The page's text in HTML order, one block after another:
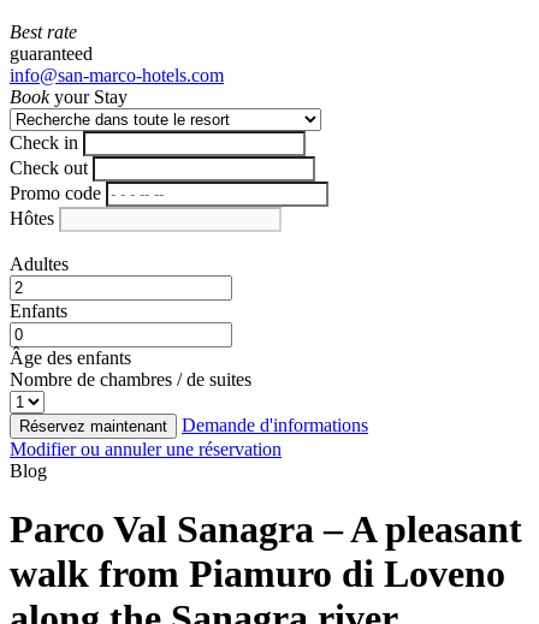
Best rate
guaranteed
info@san-marco-hotels.com
Bookyour Stay
Check in
Check out
Promo code
Hôtes
Adultes
Enfants
Âge des enfants
Nombre de chambres / de suites
Réservez maintenant
Demande d'informations
Modifier ou annuler une réservation
Blog
Parco Val Sanagra – A pleasant
walk from Piamuro di Loveno